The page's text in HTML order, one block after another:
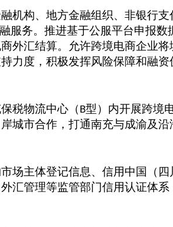
机构、地方金融组织、非银行
服务。推进基于公服平台申报
外汇结算。允许跨境电商企业
力度，积极发挥风险保障和融资
税物流中心（ B型）内开展跨境
城市合作，打通南充与成渝及沿
场主体登记信息、信用中国（
汇管理等监管部门信用认证体